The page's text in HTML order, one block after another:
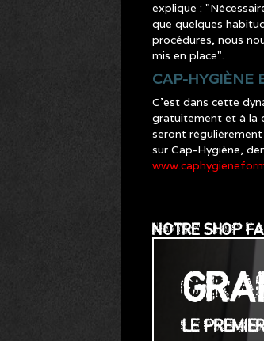
explique :
que quelques
procédures, nous
mis en place".
CAP-HYGIÈNE
C’est dans cette
gratuitement et à la
seront
sur Cap-Hygiène,
NOTRE SHOP
LE